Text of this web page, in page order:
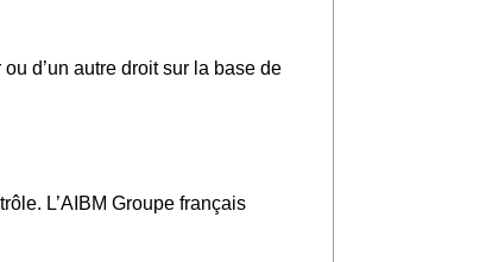
d’un autre droit sur la base de
L’AIBM Groupe français